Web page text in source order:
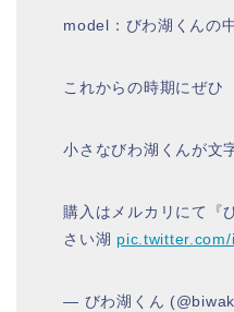
model：びわ湖くんの
これからの時期にぜひ
小さなびわ湖くんが文
購入はメルカリにて『
さい湖
— びわ湖くん